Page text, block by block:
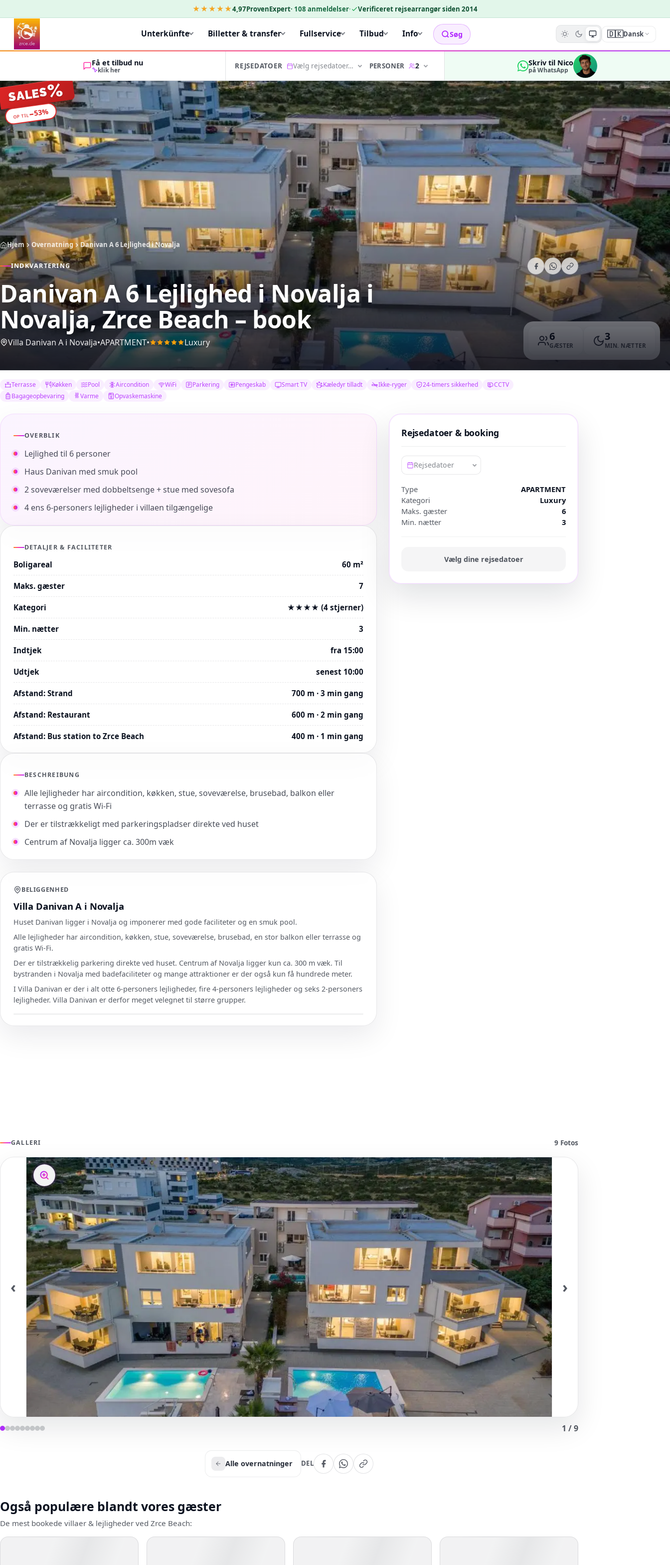
★★★★★4,97ProvenExpert· 108 anmeldelser· Verificeret rejsearrangør siden 2014
Unterkünfte Billetter & transfer Fullservice Tilbud Info Søg 🇩🇰Dansk
Få et tilbud nu
klik her REJSEDATOER Vælg rejsedatoer… PERSONER 2 Skriv til Nico
på WhatsApp
SALES%
OP TIL−53%
6
GÆSTER
3
MIN. NÆTTER
Hjem Overnatning Danivan A 6 Lejlighed i Novalja
INDKVARTERING
Danivan A 6 Lejlighed i Novaljai
Novalja, Zrce Beach – book
Villa Danivan A i Novalja•APARTMENT• Luxury
Terrasse Køkken Pool Aircondition WiFi Parkering Pengeskab Smart TV Kæledyr tilladt Ikke-ryger 24-timers sikkerhed
CCTV
Bagageopbevaring
Varme Opvaskemaskine
OVERBLIK
Lejlighed til 6 personer
Haus Danivan med smuk pool
2 soveværelser med dobbeltsenge + stue med sovesofa
4 ens 6-personers lejligheder i villaen tilgængelige
DETALJER & FACILITETER
Boligareal 60 m²
Maks. gæster 7
Kategori ★★★★ (4 stjerner)
Min. nætter 3
Indtjek fra 15:00
Udtjek senest 10:00
Afstand: Strand 700 m · 3 min gang
Afstand: Restaurant 600 m · 2 min gang
Afstand: Bus station to Zrce Beach 400 m · 1 min gang
BESCHREIBUNG
Alle lejligheder har aircondition, køkken, stue, soveværelse, brusebad, balkon eller
terrasse og gratis Wi-Fi
Der er tilstrækkeligt med parkeringspladser direkte ved huset
Centrum af Novalja ligger ca. 300m væk
Rejsedatoer & booking
Rejsedatoer
Type
APARTMENT
Kategori
Luxury
Maks. gæster
6
Min. nætter
3
Vælg dine rejsedatoer
BELIGGENHED
Villa Danivan A i Novalja
Huset Danivan ligger i Novalja og imponerer med gode faciliteter og en smuk pool.
Alle lejligheder har aircondition, køkken, stue, soveværelse, brusebad, en stor balkon eller terrasse og
gratis Wi-Fi.
Der er tilstrækkelig parkering direkte ved huset. Centrum af Novalja ligger kun ca. 300 m væk. Til
bystranden i Novalja med badefaciliteter og mange attraktioner er der også kun få hundrede meter.
I Villa Danivan er der i alt otte 6-personers lejligheder, fire 4-personers lejligheder og seks 2-personers
lejligheder. Villa Danivan er derfor meget velegnet til større grupper.
GALLERI 9 Fotos
‹ ›
1 /9
Alle overnatninger DEL
Også populære blandt vores gæster
De mest bookede villaer & lejligheder ved Zrce Beach: